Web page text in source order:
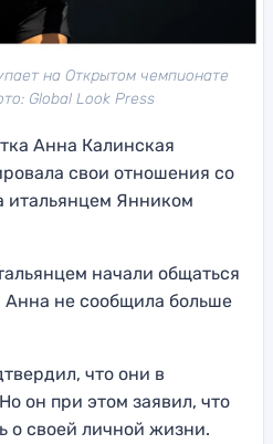
на Открытом чемпионате
Global Look Press
Анна Калинская
свои отношения со
итальянцем Янником
начали общаться
Анна не сообщила больше
что они в
он при этом заявил, что
о своей личной жизни.